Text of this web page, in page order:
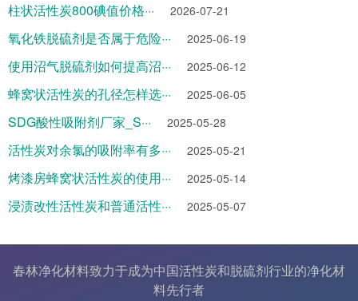
柱状活性炭800碘值价格··· 2026-07-21
氧化铁脱硫剂是否属于危险··· 2025-06-19
使用沼气脱硫剂如何提高沼··· 2025-06-12
蜂窝状活性炭的孔径怎样选··· 2025-06-05
SDG酸性吸附剂厂家_S··· 2025-05-28
活性炭对余氯的吸附率有多··· 2025-05-21
烤漆房蜂窝状活性炭的使用··· 2025-05-14
浸渍改性活性炭和普通活性··· 2025-05-07
春林净化材料致力于成为中国活性炭和脱硫剂行业的净化材
料先行者